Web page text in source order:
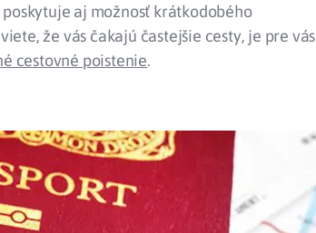
aj možnosť krátkodobého
že vás čakajú častejšie cesty, je pre vás
cestovné poistenie.